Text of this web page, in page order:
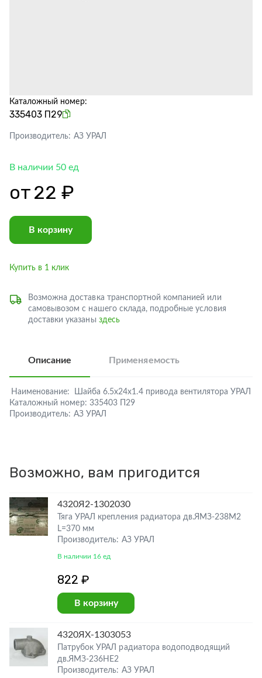
Каталожный номер:
335403 П29
Производитель: АЗ УРАЛ
В наличии 50 ед
от22 ₽
В корзину
Купить в 1 клик
Возможна доставка транспортной компанией или
самовывозом с нашего склада, подробные условия
доставки указаны здесь
Описание Применяемость
Наименование:
Шайба 6.5х24х1.4 привода вентилятора УРАЛ
Каталожный номер: 335403 П29
Производитель: АЗ УРАЛ
Возможно, вам пригодится
4320Я2-1302030
Тяга УРАЛ крепления радиатора дв.ЯМЗ-238М2
L=370 мм
Производитель: АЗ УРАЛ
В наличии 16 ед
822 ₽
В корзину
4320ЯХ-1303053
Патрубок УРАЛ радиатора водоподводящий
дв.ЯМЗ-236НЕ2
Производитель: АЗ УРАЛ